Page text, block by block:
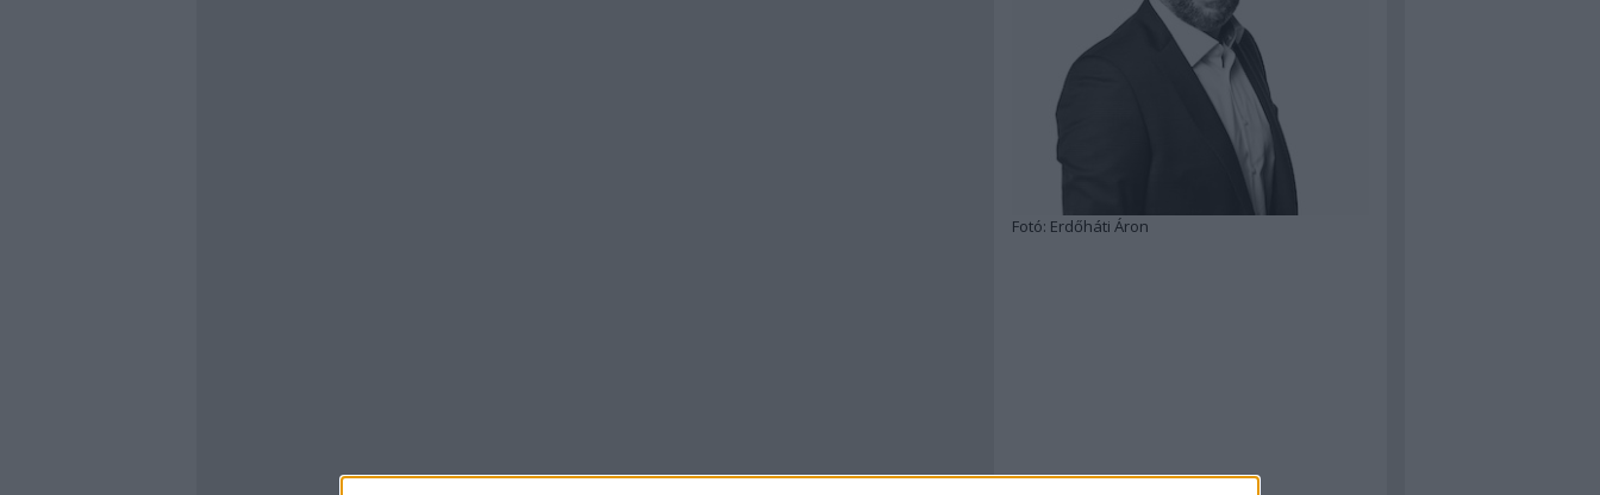
Fotó: Erdőháti Áron